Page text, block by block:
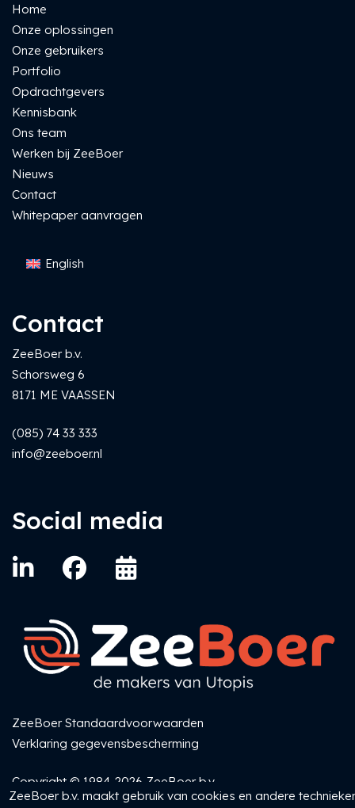
Home
Onze oplossingen
Onze gebruikers
Portfolio
Opdrachtgevers
Kennisbank
Ons team
Werken bij ZeeBoer
Nieuws
Contact
Whitepaper aanvragen
English
Contact
ZeeBoer b.v.
Schorsweg 6
8171 ME VAASSEN
(085) 74 33 333
info@zeeboer.nl
Social media
ZeeBoer Standaardvoorwaarden
Verklaring gegevensbescherming
Copyright © 1984-2026 ZeeBoer b.v.
ZeeBoer b.v. maakt gebruik van cookies en andere